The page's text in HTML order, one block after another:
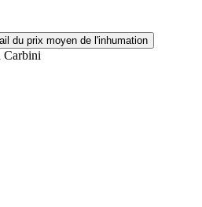
du prix moyen de l'inhumation
Carbini